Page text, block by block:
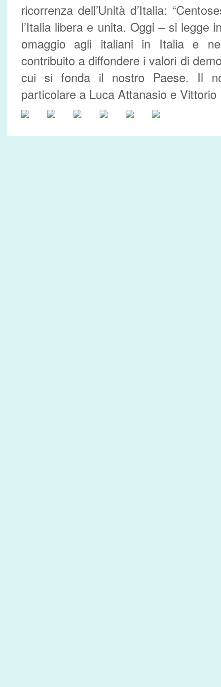
ricorrenza dell’Unità d’Italia:
l’Italia libera e unita. Oggi – si legge
omaggio agli italiani in Italia e
contribuito a diffondere i valori di
cui si fonda il nostro Paese. Il
particolare a Luca Attanasio e Vittorio